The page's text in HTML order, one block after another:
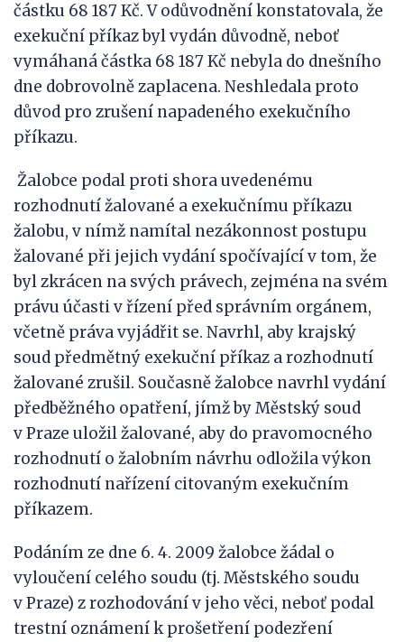
částku 68 187 Kč. V odůvodnění konstatovala, že
exekuční příkaz byl vydán důvodně, neboť
vymáhaná částka 68 187 Kč nebyla do dnešního
dne dobrovolně zaplacena. Neshledala proto
důvod pro zrušení napadeného exekučního
příkazu.
Žalobce podal proti shora uvedenému
rozhodnutí žalované a exekučnímu příkazu
žalobu, v nímž namítal nezákonnost postupu
žalované při jejich vydání spočívající v tom, že
byl zkrácen na svých právech, zejména na svém
právu účasti v řízení před správním orgánem,
včetně práva vyjádřit se. Navrhl, aby krajský
soud předmětný exekuční příkaz a rozhodnutí
žalované zrušil. Současně žalobce navrhl vydání
předběžného opatření, jímž by Městský soud
v Praze uložil žalované, aby do pravomocného
rozhodnutí o žalobním návrhu odložila výkon
rozhodnutí nařízení citovaným exekučním
příkazem.
Podáním ze dne 6. 4. 2009 žalobce žádal o
vyloučení celého soudu (tj. Městského soudu
v Praze) z rozhodování v jeho věci, neboť podal
trestní oznámení k prošetření podezření